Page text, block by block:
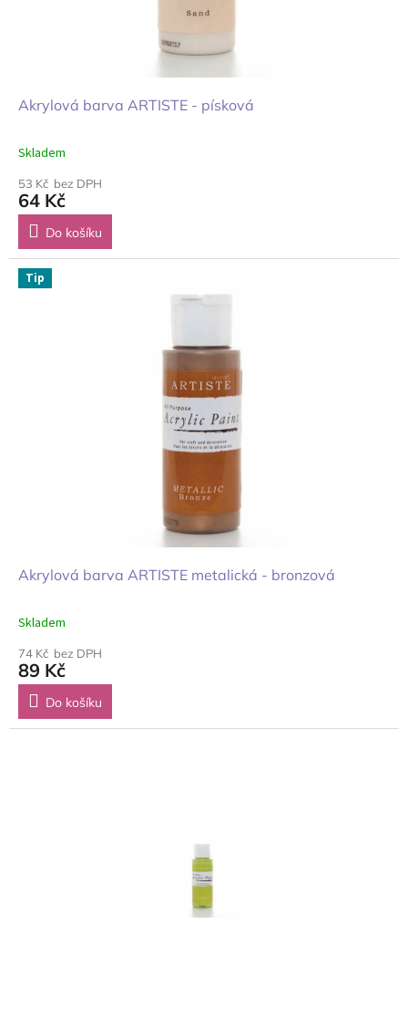
Akrylová barva ARTISTE - písková
Skladem
53 Kč bez DPH
64 Kč
Do košíku
Tip
Akrylová barva ARTISTE metalická - bronzová
Skladem
74 Kč bez DPH
89 Kč
Do košíku